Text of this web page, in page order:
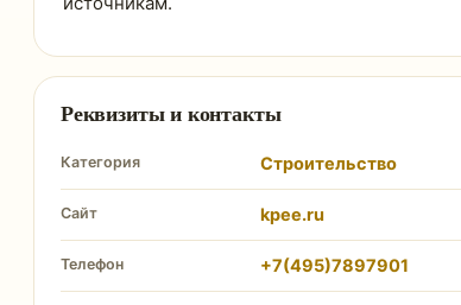
Реквизиты и контакты
Категория Строительство
Сайт kpee.ru
Телефон +7(495)7897901